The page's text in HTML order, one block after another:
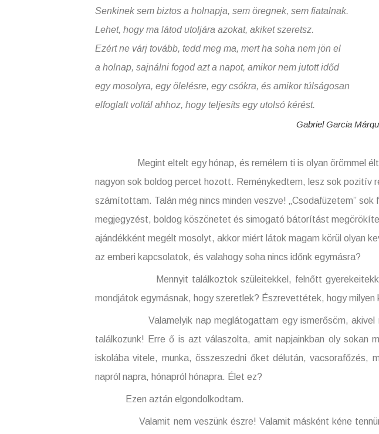
Senkinek sem biztos a holnapja, sem öregnek, sem fiatalnak.
Lehet, hogy ma látod utoljára azokat, akiket szeretsz.
Ezért ne várj tovább, tedd meg ma, mert ha soha nem jön el
a holnap, sajnálni fogod azt a napot, amikor nem jutott időd
egy mosolyra, egy ölelésre, egy csókra, és amikor túlságosan
elfoglalt voltál ahhoz, hogy teljesíts egy utolsó kérést.
Gabriel Garcia
Megint eltelt egy hónap, és remélem ti is olyan örömmel
nagyon sok boldog percet hozott. Reménykedtem, lesz sok pozitív
számítottam. Talán még nincs minden veszve! „Csodafüzetem”
megjegyzést, boldog köszönetet és simogató bátorítást
ajándékként megélt mosolyt, akkor miért látok magam körül olyan
az emberi kapcsolatok, és valahogy soha nincs időnk egymásra?
Mennyit találkoztok szüleitekkel, felnőtt gyerekeitekkel?
mondjátok egymásnak, hogy szeretlek? Észrevettétek, hogy
Valamelyik nap meglátogattam egy ismerősöm, akivel már
találkozunk! Erre ő is azt válaszolta, amit napjainkban oly sokan
iskolába vitele, munka, összeszedni őket délután,
napról napra, hónapról hónapra. Élet ez?
Ezen aztán elgondolkodtam.
Valamit nem veszünk észre! Valamit másként kéne tennünk!